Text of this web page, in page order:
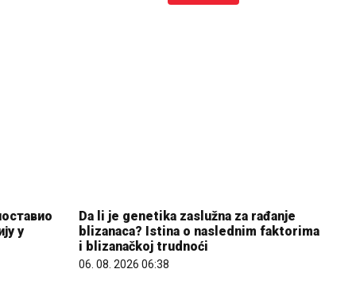
blizanaca? Istina o naslednim faktorima
i blizanačkoj trudnoći
06. 08. 2026 06:38